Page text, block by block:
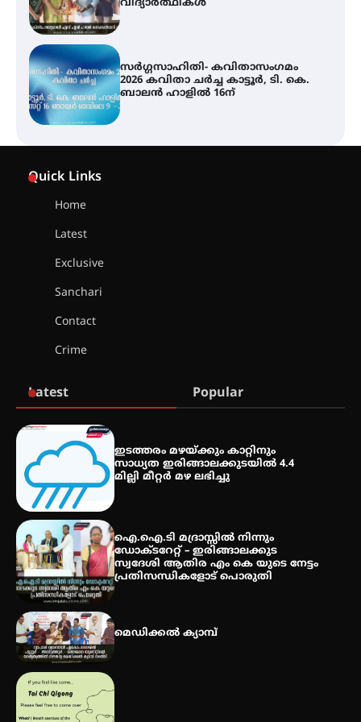
ബാലൻ ഹാളിൽ 16ന്
ശക്തമായ മഴ തുടരുന്നു – തൃശൂർ
ജില്ലയിൽ എല്ലാ വിദ്യാഭ്യാസ
സ്ഥാപനങ്ങൾക്കും ശനിയാഴ്ച
അവധി
എസ് എൻ ഹയർ സെക്കൻഡറി
വിദ്യാർത്ഥികൾ
2026 കവിതാ ചർച്ച കാട്ടൂർ, ടി. കെ.
ബാലൻ ഹാളിൽ 16ന്
Quick Links
Home
Latest
Exclusive
Sanchari
Contact
Crime
Latest Popular
ഇടത്തരം മഴയ്ക്കും കാറ്റിനും
സാധ്യത ഇരിങ്ങാലക്കുടയിൽ 4.4
മില്ലി മീറ്റർ മഴ ലഭിച്ചു
ഐ.ഐ.ടി മദ്രാസ്സിൽ നിന്നും
ഡോക്ടറേറ്റ് – ഇരിങ്ങാലക്കുട
സ്വദേശി ആതിര എം കെ യുടെ നേട്ടം
പ്രതിസന്ധികളോട് പൊരുതി
മെഡിക്കൽ ക്യാമ്പ്